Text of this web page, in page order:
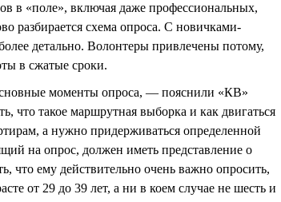
в «поле», включая даже профессиональных,
разбирается схема опроса. С новичками-
детально. Волонтеры привлечены потому,
в сжатые сроки.
моменты опроса, — пояснили «КВ»
такое маршрутная выборка и как двигаться
а нужно придерживаться определенной
на опрос, должен иметь представление о
что ему действительно очень важно опросить,
от 29 до 39 лет, а ни в коем случае не шесть и